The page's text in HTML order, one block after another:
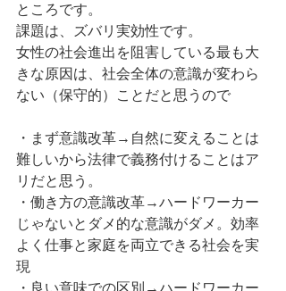
ところです。
課題は、ズバリ実効性です。
女性の社会進出を阻害している最も大
きな原因は、社会全体の意識が変わら
ない（保守的）ことだと思うので
・まず意識改革→自然に変えることは
難しいから法律で義務付けることはア
リだと思う。
・働き方の意識改革→ハードワーカー
じゃないとダメ的な意識がダメ。効率
よく仕事と家庭を両立できる社会を実
現
・良い意味での区別→ハードワーカー